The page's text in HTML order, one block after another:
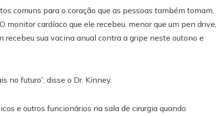
comuns para o coração que as pessoas também tomam,
cardíaco que ele recebeu, menor que um pen drive,
sua vacina anual contra a gripe neste outono e
no futuro”, disse o Dr. Kinney.
e outros funcionários na sala de cirurgia quando